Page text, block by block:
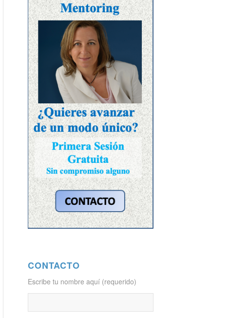
CONTACTO
Escribe tu nombre aquí (requerido)